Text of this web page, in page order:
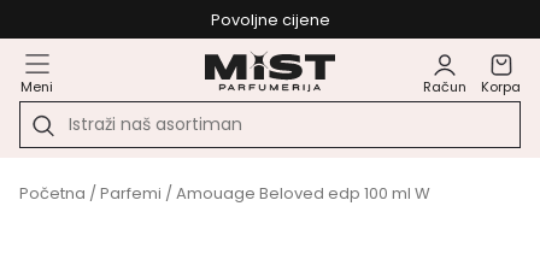
Povoljne cijene
Meni Račun Korpa
Početna /Parfemi / Amouage Beloved edp 100 ml W